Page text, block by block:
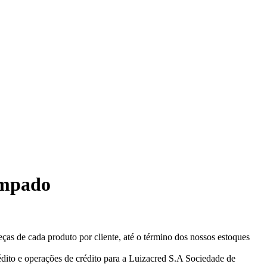
de cada produto por cliente, até o término dos nossos estoques
e operações de crédito para a Luizacred S.A Sociedade de